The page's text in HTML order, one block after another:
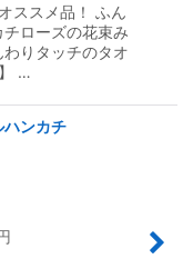
ススメ品！ ふん
ローズの花束み
りタッチのタオ
…
ハンカチ